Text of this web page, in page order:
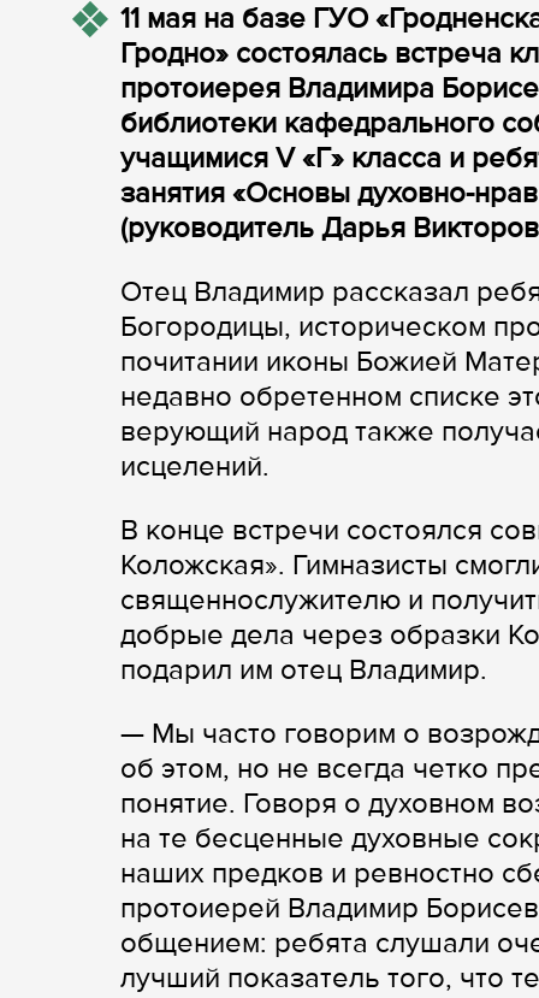
11 мая на базе ГУО
Гродно» состоялась встреча
протоиерея Владимира
библиотеки кафедрального
учащимися V «Г» класса и
занятия «Основы духовно-
(руководитель Дарья
Отец Владимир рассказал
Богородицы, историческом
почитании иконы Божией
недавно обретенном списке
верующий народ также
исцелений.
В конце встречи состоялся
Коложская». Гимназисты
священнослужителю и
добрые дела через образки
подарил им отец Владимир.
— Мы часто говорим о
об этом, но не всегда четко
понятие. Говоря о духовном
на те бесценные духовные
наших предков и ревностно
протоиерей Владимир
общением: ребята слушали
лучший показатель того, что